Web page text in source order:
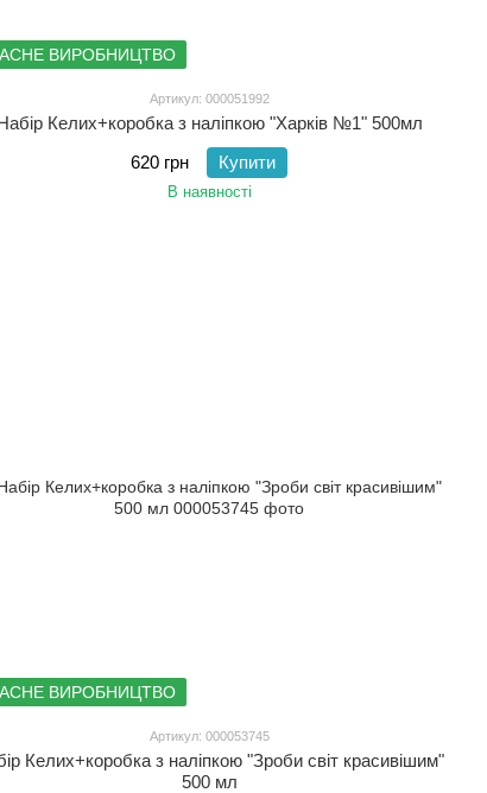
ВИРОБНИЦТВО
Артикул: 000051992
Келих+коробка з наліпкою "Харків №1" 500мл
620 грн
Купити
В наявності
ВИРОБНИЦТВО
Артикул: 000053745
Келих+коробка з наліпкою "Зроби світ красивішим"
500 мл